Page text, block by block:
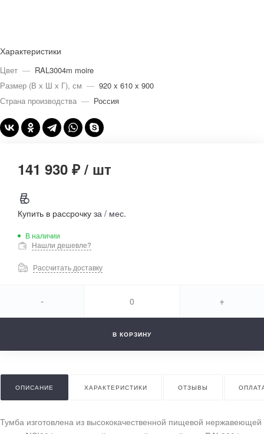
Характеристики
Цвет — RAL3004m moire
Размер (В х Ш х Г), см — 920 x 610 x 900
Страна производства — Россия
141 930 ₽/ шт
Купить в рассрочку за / мес.
В наличии
Нашли дешевле?
Рассчитать доставку
- +
В КОРЗИНУ
ОПИСАНИЕ ХАРАКТЕРИСТИКИ ОТЗЫВЫ
Тумба изготовлена из высококачественной пищевой нержавеющей